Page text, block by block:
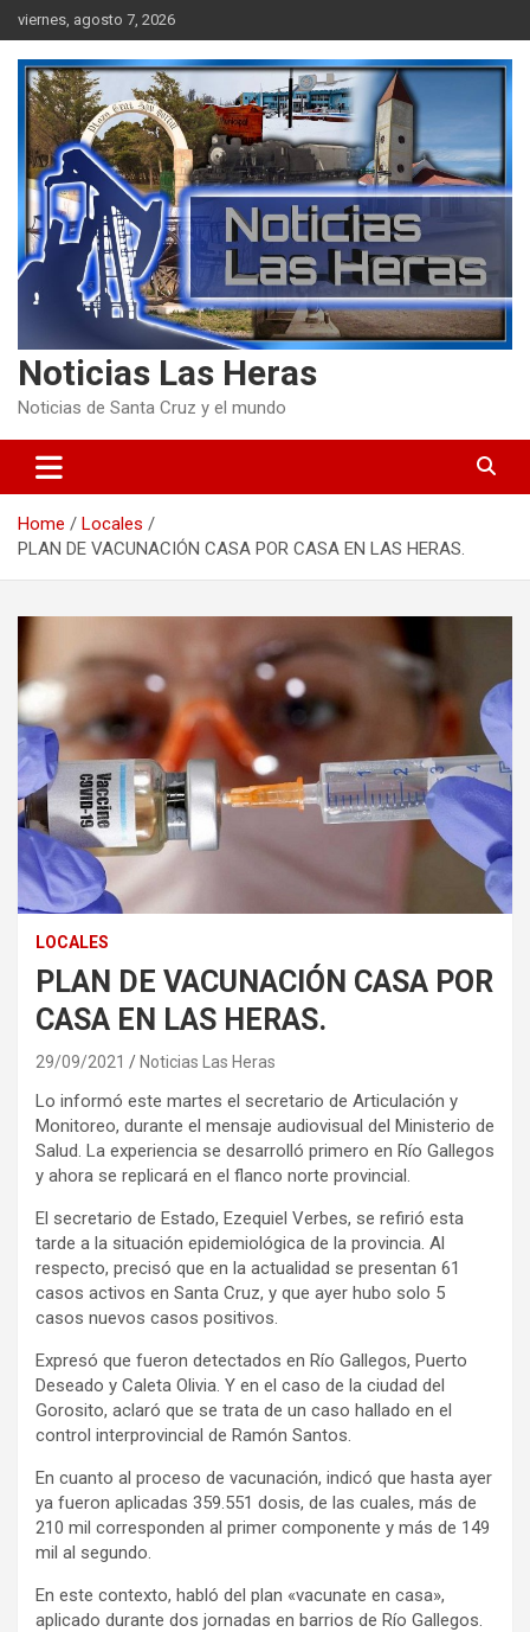
Skip
to
content
viernes, agosto 7, 2026
Noticias Las Heras
Noticias de Santa Cruz y el mundo
Home
Locales
PLAN DE VACUNACIÓN CASA POR CASA EN LAS HERAS.
LOCALES
PLAN DE VACUNACIÓN CASA POR
CASA EN LAS HERAS.
29/09/2021 Noticias Las Heras
Lo informó este martes el secretario de Articulación y
Monitoreo, durante el mensaje audiovisual del Ministerio de
Salud. La experiencia se desarrolló primero en Río Gallegos
y ahora se replicará en el flanco norte provincial.
El secretario de Estado, Ezequiel Verbes, se refirió esta
tarde a la situación epidemiológica de la provincia. Al
respecto, precisó que en la actualidad se presentan 61
casos activos en Santa Cruz, y que ayer hubo solo 5
casos nuevos casos positivos.
Expresó que fueron detectados en Río Gallegos, Puerto
Deseado y Caleta Olivia. Y en el caso de la ciudad del
Gorosito, aclaró que se trata de un caso hallado en el
control interprovincial de Ramón Santos.
En cuanto al proceso de vacunación, indicó que hasta ayer
ya fueron aplicadas 359.551 dosis, de las cuales, más de
210 mil corresponden al primer componente y más de 149
mil al segundo.
En este contexto, habló del plan «vacunate en casa»,
aplicado durante dos jornadas en barrios de Río Gallegos.